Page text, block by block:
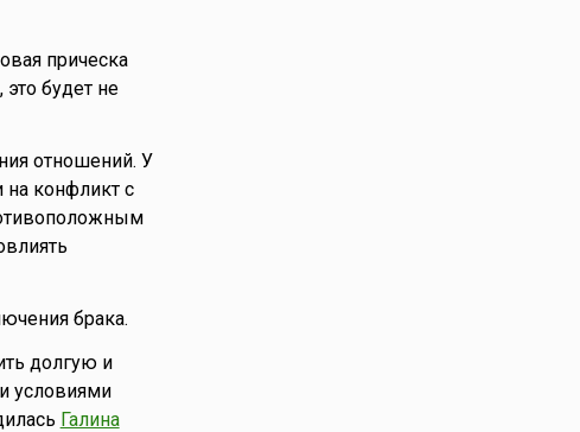
прическа
будет не
отношений. У
конфликт с
брака.
долгую и
условиями
Галина